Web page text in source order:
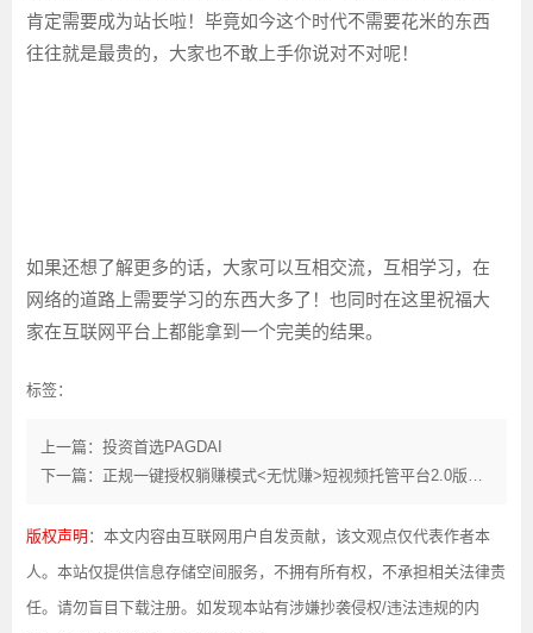
肯定需要成为站长啦！毕竟如今这个时代不需要花米的东西
往往就是最贵的，大家也不敢上手你说对不对呢！
如果还想了解更多的话，大家可以互相交流，互相学习，在
网络的道路上需要学习的东西大多了！也同时在这里祝福大
家在互联网平台上都能拿到一个完美的结果。
标签：
上一篇：投资首选PAGDAI
下一篇：正规一键授权躺赚模式<无忧赚>短视频托管平台2.0版本正式上线啦
版权声明 ：本文内容由互联网用户自发贡献，该文观点仅代表作者本
人。本站仅提供信息存储空间服务，不拥有所有权，不承担相关法律责
任。请勿盲目下载注册。如发现本站有涉嫌抄袭侵权/违法违规的内